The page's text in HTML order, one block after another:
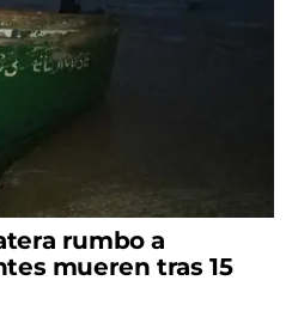
rumbo a
mueren tras 15